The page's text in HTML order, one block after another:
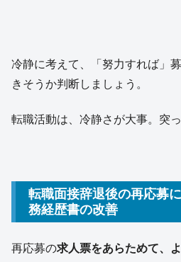
冷静に考えて、「努力すれば」
きそうか判断しましょう。
転職活動は、冷静さが大事。突
転職面接辞退後の再応募
務経歴書の改善
再応募の求人票をあらためて、